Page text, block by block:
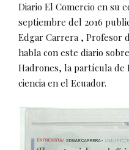
Diario El Comercio en su
septiembre del 2016
Edgar Carrera , Profesor
habla con este diario
Hadrones, la partícula de
ciencia en el Ecuador.